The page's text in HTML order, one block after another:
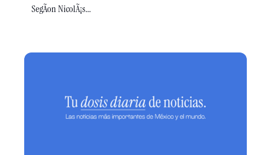
SegÃon NicolÃ¡s...